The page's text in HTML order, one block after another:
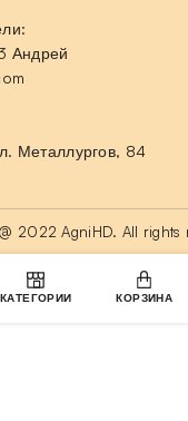
Андрей
Металлургов, 84
2022 AgniHD. All rights
КАТЕГОРИИ КОРЗИНА